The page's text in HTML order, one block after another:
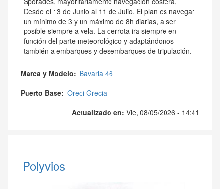
Desde el 13 de Junio al 11 de Julio. El plan es navegar
un mínimo de 3 y un máximo de 8h diarias, a ser
posible siempre a vela. La derrota ira siempre en
función del parte meteorológico y adaptándonos
también a embarques y desembarques de tripulación.
Marca y Modelo
Bavaria 46
Puerto Base Oreoi Grecia
Actualizado en: Vie, 08/05/2026 - 14:41
Polyvios